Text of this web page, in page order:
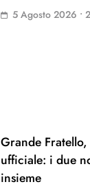
5 Agosto 2026 •
Grande
ufficiale: i due
insieme